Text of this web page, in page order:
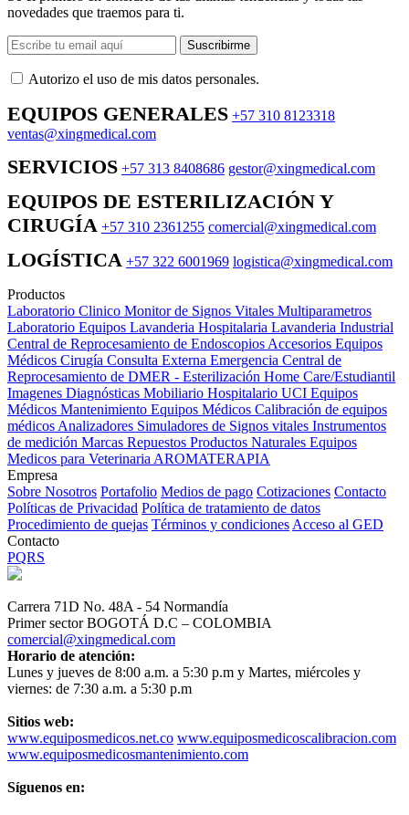
novedades que traemos para ti.
Suscribirme
Autorizo ​​el uso de mis datos personales.
EQUIPOS GENERALES +57 310 8123318
ventas@xingmedical.com
SERVICIOS +57 313 8408686 gestor@xingmedical.com
EQUIPOS DE ESTERILIZACIÓN Y
CIRUGÍA +57 310 2361255 comercial@xingmedical.com
LOGÍSTICA +57 322 6001969 logistica@xingmedical.com
Productos
Laboratorio Clinico Monitor de Signos Vitales Multiparametros
Laboratorio Equipos Lavanderia Hospitalaria Lavanderia Industrial
Central de Reprocesamiento de Endoscopios Accesorios Equipos
Médicos Cirugía Consulta Externa Emergencia Central de
Reprocesamiento de DMER - Esterilización Home Care/Estudiantil
Imagenes Diagnósticas Mobiliario Hospitalario UCI Equipos
Médicos Mantenimiento Equipos Médicos Calibración de equipos
médicos Analizadores Simuladores de Signos vitales Instrumentos
de medición Marcas Repuestos Productos Naturales Equipos
Medicos para Veterinaria AROMATERAPIA
Empresa
Sobre Nosotros Portafolio Medios de pago Cotizaciones Contacto
Políticas de Privacidad Política de tratamiento de datos
Procedimiento de quejas Términos y condiciones Acceso al GED
Contacto
PQRS
Carrera 71D No. 48A - 54 Normandía
Primer sector BOGOTÁ D.C – COLOMBIA
comercial@xingmedical.com
Horario de atención:
Lunes y jueves de 8:00 a.m. a 5:30 p.m y Martes, miércoles y
viernes: de 7:30 a.m. a 5:30 p.m
Sitios web:
www.equiposmedicos.net.co www.equiposmedicoscalibracion.com
www.equiposmedicosmantenimiento.com
Síguenos en: